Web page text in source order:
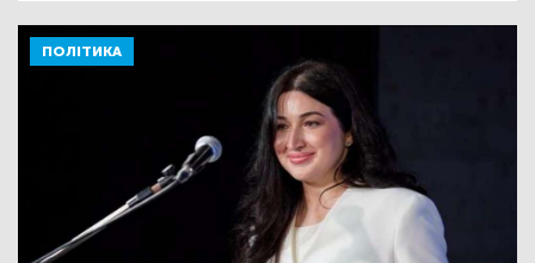
ПОЛІТИКА